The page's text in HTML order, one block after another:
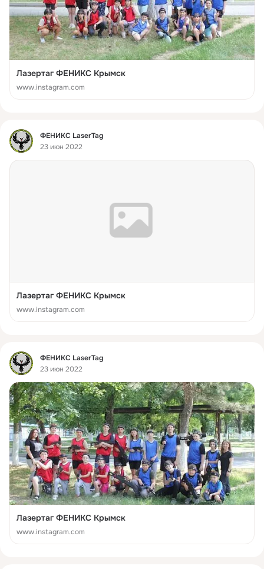
Лазертаг ФЕНИКС Крымск
www.instagram.com
Фид
ФЕНИКС LaserTag
23 июн 2022
Лазертаг ФЕНИКС Крымск
www.instagram.com
Фид
ФЕНИКС LaserTag
23 июн 2022
Лазертаг ФЕНИКС Крымск
www.instagram.com